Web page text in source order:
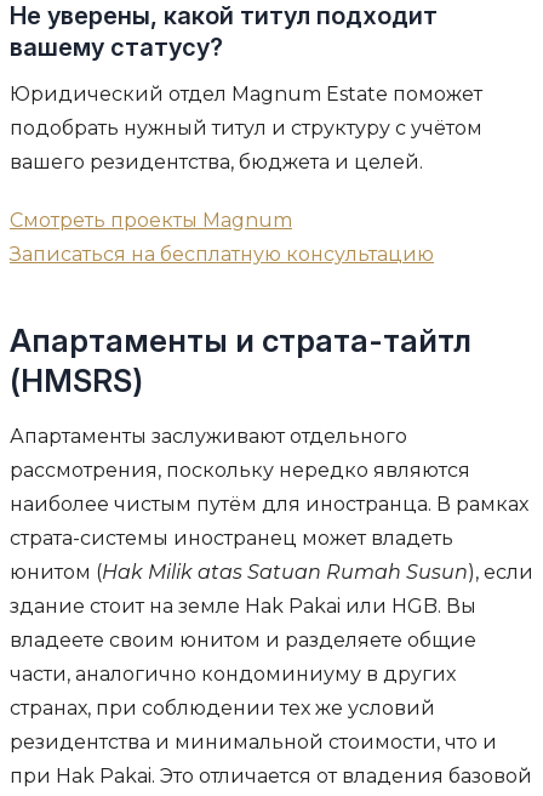
Не уверены, какой титул подходит
вашему статусу?
Юридический отдел Magnum Estate поможет
подобрать нужный титул и структуру с учётом
вашего резидентства, бюджета и целей.
Смотреть проекты Magnum
Записаться на бесплатную консультацию
Апартаменты и страта-тайтл
(HMSRS)
Апартаменты заслуживают отдельного
рассмотрения, поскольку нередко являются
наиболее чистым путём для иностранца. В рамках
страта-системы иностранец может владеть
юнитом (Hak Milik atas Satuan Rumah Susun), если
здание стоит на земле Hak Pakai или HGB. Вы
владеете своим юнитом и разделяете общие
части, аналогично кондоминиуму в других
странах, при соблюдении тех же условий
резидентства и минимальной стоимости, что и
при Hak Pakai. Это отличается от владения базовой